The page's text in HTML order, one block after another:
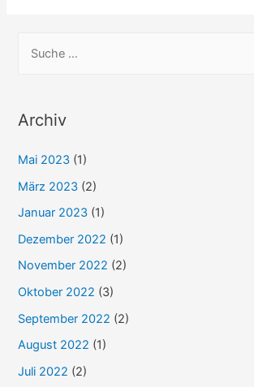
h
n
n
a
c
Archiv
Mai 2023 (1)
März 2023 (2)
Januar 2023 (1)
Dezember 2022 (1)
November 2022 (2)
Oktober 2022 (3)
September 2022 (2)
August 2022 (1)
Juli 2022 (2)